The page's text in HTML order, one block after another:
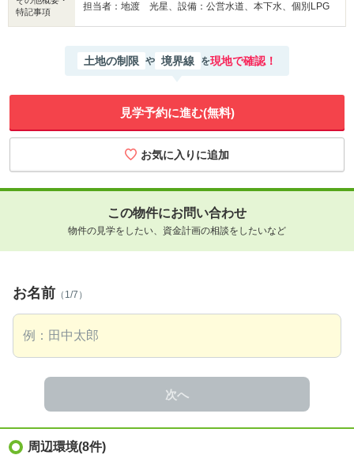
特記事項
担当者：地渡 光星、設備：公営水道、本下水、個別LPG
土地の制限 や 境界線 を現地で確認！
見学予約に進む(無料)
この物件にお問い合わせ
物件の見学をしたい、資金計画の相談をしたいなど
お名前 （1/7）
次へ
周辺環境(8件)